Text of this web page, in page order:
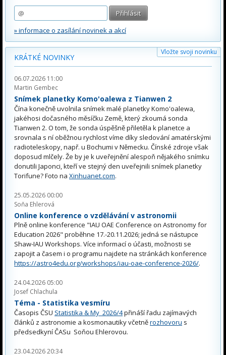
» informace o zasílání novinek a akcí
Vložte svoji novinku
KRÁTKÉ NOVINKY
06.07.2026 11:00
Martin Gembec
Snímek planetky Komo'oalewa z Tianwen 2
Čína konečně uvolnila snímek malé planetky Komo'oalewa,
jakéhosi dočasného měsíčku Země, který zkoumá sonda
Tianwen 2. O tom, že sonda úspěšně přiletěla k planetce a
srovnala s ní oběžnou rychlost víme díky sledování amatérskými
radioteleskopy, např. u Bochumi v Německu. Čínské zdroje však
doposud mlčely. Že by je k uveřejnění alespoň nějakého snímku
donutili Japonci, kteří ve stejný den uveřejnili snímek planetky
Torifune? Foto na Xinhuanet.com.
25.05.2026 00:00
Soňa Ehlerová
Online konference o vzdělávání v astronomii
Plně online konference "IAU OAE Conference on Astronomy for
Education 2026" proběhne 17.-20.11.2026; jedná se nástupce
Shaw-IAU Workshops. Více informací o účasti, možnosti se
zapojit a časem i o programu najdete na stránkách konference
https://astro4edu.org/workshops/iau-oae-conference-2026/.
24.04.2026 05:00
Josef Chlachula
Téma - Statistika vesmíru
Časopis ČSU Statistika & My 2026/4přináší řadu zajímavých
článků z astronomie a kosmonautiky včetněrozhovoru s
předsedkyní ČASu Soňou Ehlerovou.
23.04.2026 20:34